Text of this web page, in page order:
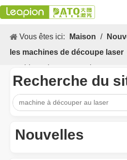
Vous êtes ici: Maison /
les machines de découpe laser
machines de coupe au laser
Recherche du
Nouvelles